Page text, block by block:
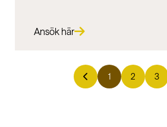
Ansök här
1 2 3